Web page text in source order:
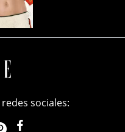
sociales:
ellemexico